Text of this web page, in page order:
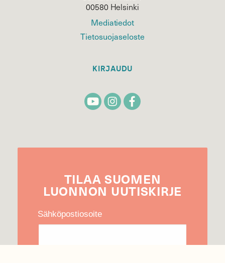
00580 Helsinki
Mediatiedot
Tietosuojaseloste
KIRJAUDU
TILAA SUOMEN
LUONNON UUTIS­KIRJE
Sähköpostiosoite